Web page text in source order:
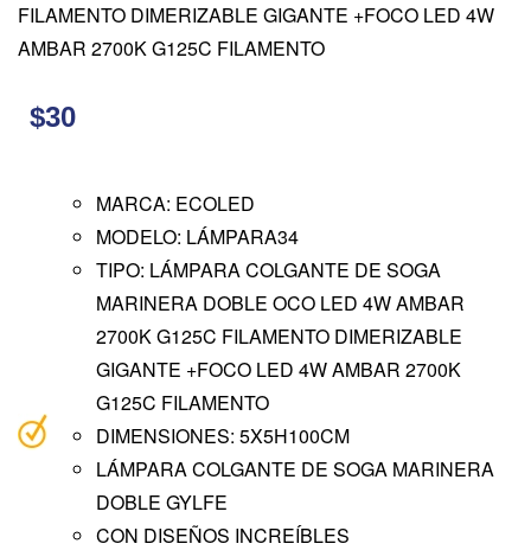
FILAMENTO DIMERIZABLE GIGANTE +FOCO LED 4W
AMBAR 2700K G125C FILAMENTO
$30
MARCA: ECOLED
MODELO: LÁMPARA34
TIPO: LÁMPARA COLGANTE DE SOGA
MARINERA DOBLE OCO LED 4W AMBAR
2700K G125C FILAMENTO DIMERIZABLE
GIGANTE +FOCO LED 4W AMBAR 2700K
G125C FILAMENTO
DIMENSIONES: 5X5H100CM
LÁMPARA COLGANTE DE SOGA MARINERA
DOBLE GYLFE
CON DISEÑOS INCREÍBLES